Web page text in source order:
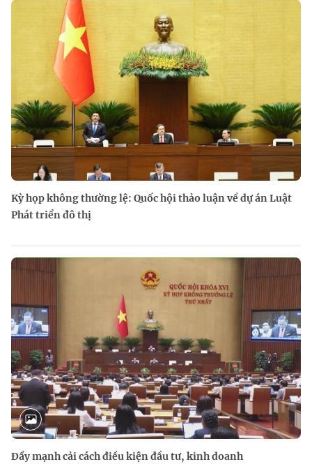
Kỳ họp không thường lệ: Quốc hội thảo luận về dự án Luật
Phát triển đô thị
Đẩy mạnh cải cách điều kiện đầu tư, kinh doanh